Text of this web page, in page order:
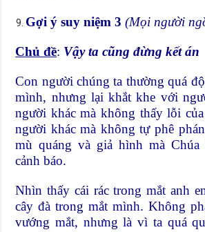
Gợi ý suy niệm 3(Mọi người
Chủ đề: Vậy ta cũng đừng kết án
Con người chúng ta thường quá
mình, nhưng lại khắt khe với
người khác mà không thấy lỗi
người khác mà không tự phê
mù quáng và giả hình mà Chúa
cảnh báo.
Nhìn thấy cái rác trong mắt anh
cây đà trong mắt mình. Không
vướng mắt, nhưng là vì ta quá